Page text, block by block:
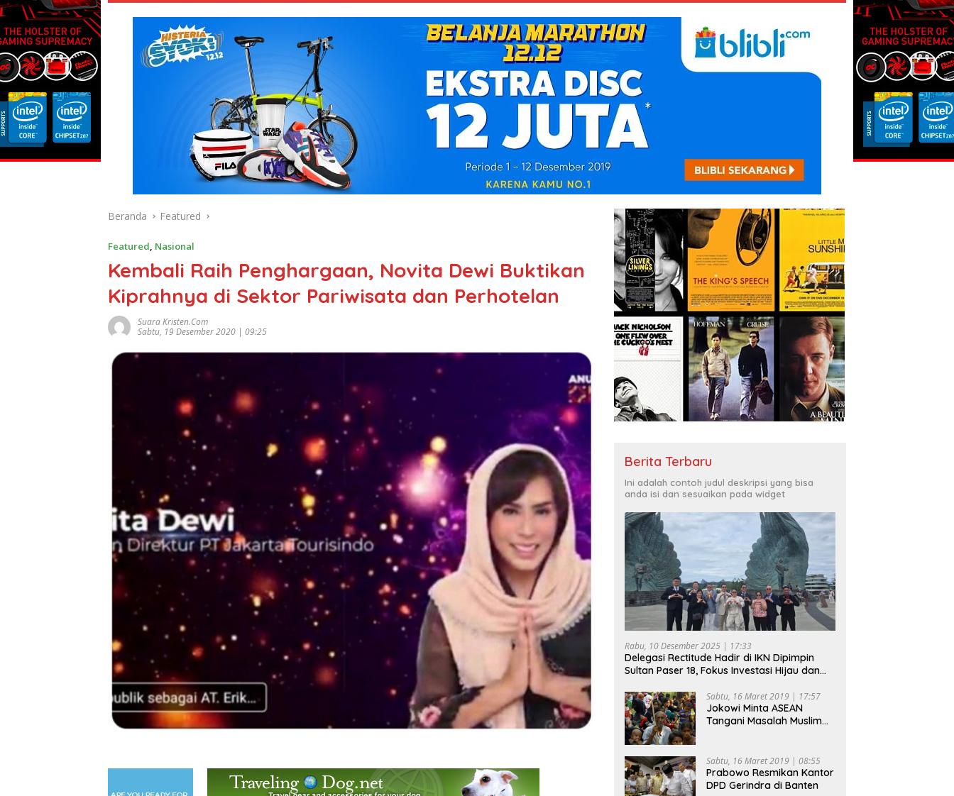
Beranda Featured
Featured, Nasional
Kembali Raih Penghargaan, Novita Dewi Buktikan
Kiprahnya di Sektor Pariwisata dan Perhotelan
Suara Kristen.com
Sabtu, 19 Desember 2020 | 09:25
Berita Terbaru
Ini adalah contoh judul deskripsi yang bisa
anda isi dan sesuaikan pada widget
Rabu, 10 Desember 2025 | 17:33
Delegasi Rectitude Hadir di IKN Dipimpin
Sultan Paser 18, Fokus Investasi Hijau dan
Sabtu, 16 Maret 2019 | 17:57
Jokowi Minta ASEAN
Tangani Masalah Muslim
Sabtu, 16 Maret 2019 | 08:55
Prabowo Resmikan Kantor
DPD Gerindra di Banten